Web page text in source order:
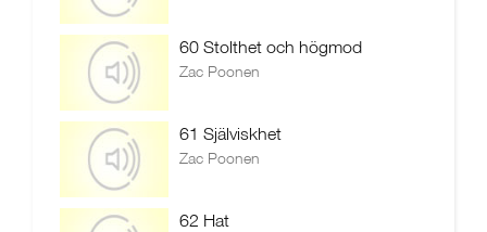
60 Stolthet och högmod
Zac Poonen
61 Själviskhet
Zac Poonen
62 Hat